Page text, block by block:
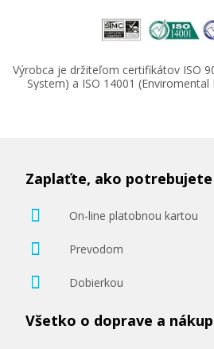
Výrobca je držiteľom certifikátov ISO
System) a ISO 14001
Zaplaťte, ako potrebujete
On-line platobnou kartou
Prevodom
Dobierkou
Všetko o doprave a